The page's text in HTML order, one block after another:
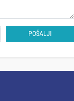
POŠALJI